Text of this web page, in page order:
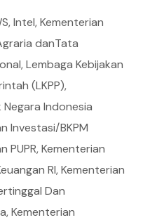
Intel, Kementerian
danTata
Lembaga Kebijakan
(LKPP),
Negara Indonesia
Investasi/BKPM
PUPR, Kementerian
RI, Kementerian
Dan
Kementerian